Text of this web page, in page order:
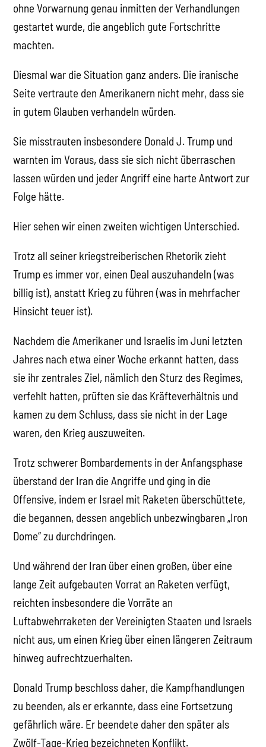
ohne Vorwarnung genau inmitten der Verhandlungen
gestartet wurde, die angeblich gute Fortschritte
machten.
Diesmal war die Situation ganz anders. Die iranische
Seite vertraute den Amerikanern nicht mehr, dass sie
in gutem Glauben verhandeln würden.
Sie misstrauten insbesondere Donald J. Trump und
warnten im Voraus, dass sie sich nicht überraschen
lassen würden und jeder Angriff eine harte Antwort zur
Folge hätte.
Hier sehen wir einen zweiten wichtigen Unterschied.
Trotz all seiner kriegstreiberischen Rhetorik zieht
Trump es immer vor, einen Deal auszuhandeln (was
billig ist), anstatt Krieg zu führen (was in mehrfacher
Hinsicht teuer ist).
Nachdem die Amerikaner und Israelis im Juni letzten
Jahres nach etwa einer Woche erkannt hatten, dass
sie ihr zentrales Ziel, nämlich den Sturz des Regimes,
verfehlt hatten, prüften sie das Kräfteverhältnis und
kamen zu dem Schluss, dass sie nicht in der Lage
waren, den Krieg auszuweiten.
Trotz schwerer Bombardements in der Anfangsphase
überstand der Iran die Angriffe und ging in die
Offensive, indem er Israel mit Raketen überschüttete,
die begannen, dessen angeblich unbezwingbaren „Iron
Dome“ zu durchdringen.
Und während der Iran über einen großen, über eine
lange Zeit aufgebauten Vorrat an Raketen verfügt,
reichten insbesondere die Vorräte an
Luftabwehrraketen der Vereinigten Staaten und Israels
nicht aus, um einen Krieg über einen längeren Zeitraum
hinweg aufrechtzuerhalten.
Donald Trump beschloss daher, die Kampfhandlungen
zu beenden, als er erkannte, dass eine Fortsetzung
gefährlich wäre. Er beendete daher den später als
Zwölf-Tage-Krieg bezeichneten Konflikt.